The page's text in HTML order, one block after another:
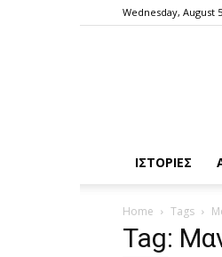
Wednesday, August
ΙΣΤΟΡΙΕΣ
Home Tags
Tag: